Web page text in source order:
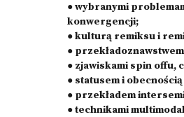
● wybranymi
konwergencji;
● kulturą remiksu i
●
● zjawiskami spin offu,
● statusem i
● przekładem
● technikami